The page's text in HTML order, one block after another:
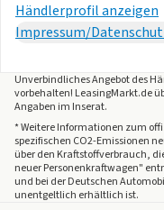
Händlerprofil anzeigen
Impressum/
Unverbindliches Angebot des
vorbehalten! LeasingMarkt.de
Angaben im Inserat.
* Weitere Informationen zum
spezifischen CO2-Emissionen
über den Kraftstoffverbrauch,
neuer Personenkraftwagen"
und bei der Deutschen
unentgeltlich erhältlich ist.